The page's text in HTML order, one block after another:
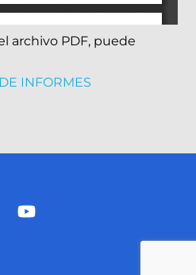
archivo PDF, puede
INFORMES